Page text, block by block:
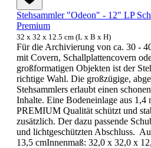
Stehsammler "Odeon" - 12" LP
Premium
32 x 32 x 12.5 cm (L x B x H)
Für die Archivierung von ca. 30 -
mit Covern, Schallplattencovern
großformatigen Objekten ist der
richtige Wahl. Die großzügige,
Stehsammlers erlaubt einen
Inhalte. Eine Bodeneinlage aus 1,4
PREMIUM Qualität schützt und
zusätzlich. Der dazu passende
und lichtgeschützten Abschluss.
13,5 cmInnenmaß: 32,0 x 32,0 x